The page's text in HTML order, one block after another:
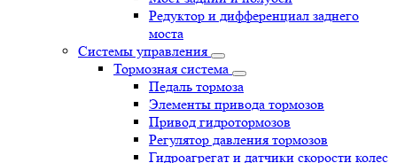
Редуктор и дифференциал заднего
моста
Системы управления
Тормозная система
Педаль тормоза
Элементы привода тормозов
Привод гидротормозов
Регулятор давления тормозов
Гидроагрегат и датчики скорости колес